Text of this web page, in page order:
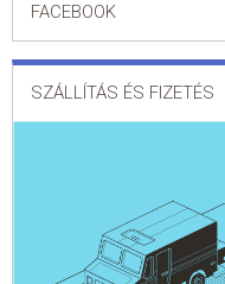
FACEBOOK
SZÁLLÍTÁS ÉS FIZETÉS